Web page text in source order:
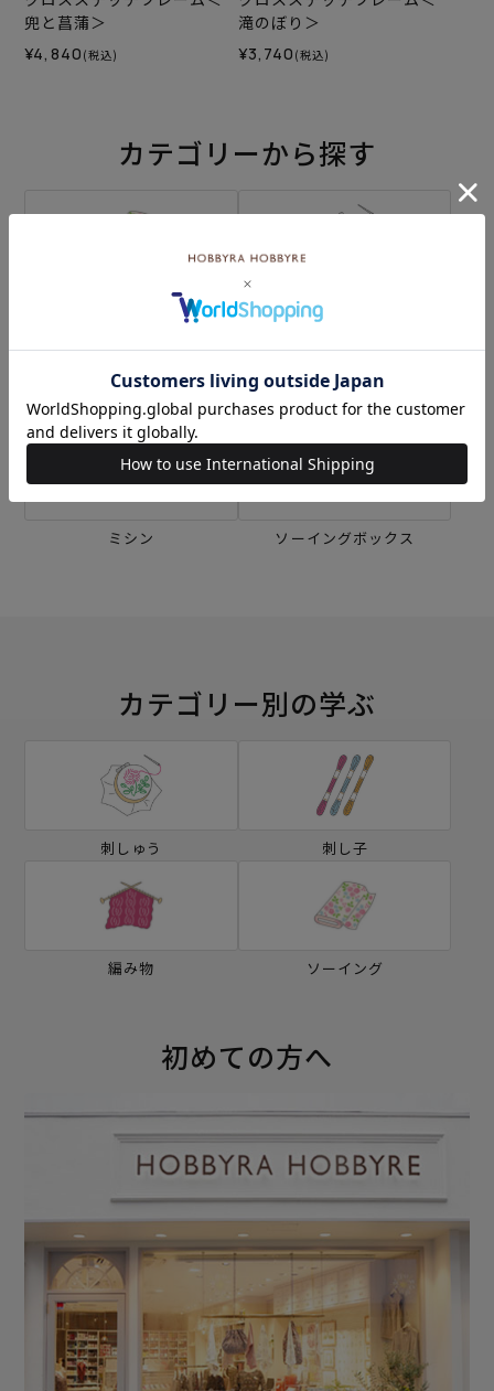
兜と菖蒲＞
¥4,840 (税込)
滝のぼり＞
¥3,740 (税込)
カテゴリーから探す
刺し子 編み物
ミシン ソーイングボックス
カテゴリー別の学ぶ
刺しゅう 刺し子
編み物 ソーイング
初めての方へ